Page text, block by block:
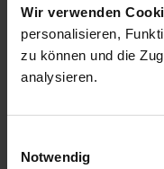
Wir verwenden
personalisieren,
zu können und die
analysieren.
Notwendig
Lübeck